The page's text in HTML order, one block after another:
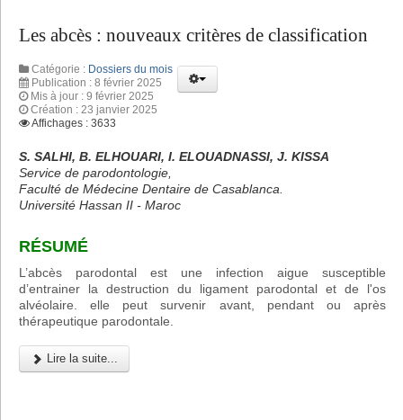
Les abcès : nouveaux critères de classification
Catégorie : Dossiers du mois
Publication : 8 février 2025
Mis à jour : 9 février 2025
Création : 23 janvier 2025
Affichages : 3633
S. SALHI, B. ELHOUARI, I. ELOUADNASSI, J. KISSA
Service de parodontologie,
Faculté de Médecine Dentaire de Casablanca.
Université Hassan II - Maroc
RÉSUMÉ
L’abcès parodontal est une infection aigue susceptible
d’entrainer la destruction du ligament parodontal et de l'os
alvéolaire. elle peut survenir avant, pendant ou après
thérapeutique parodontale.
Lire la suite...